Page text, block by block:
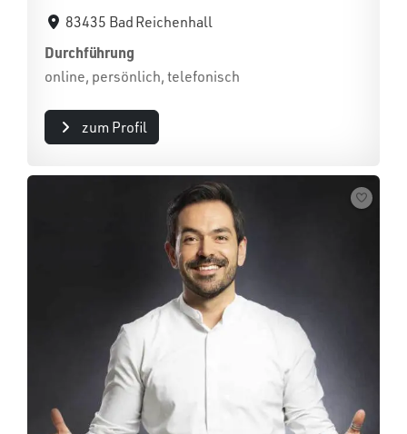
83435 Bad Reichenhall
Durchführung
online, persönlich, telefonisch
zum Profil